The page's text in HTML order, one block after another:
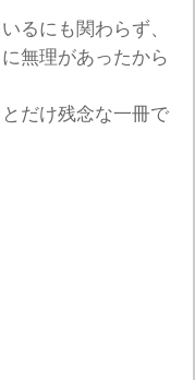
るにも関わらず、
無理があったから
だけ残念な一冊で